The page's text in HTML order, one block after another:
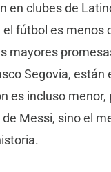
en clubes de
el fútbol es menos
mayores
Segovia, están
es incluso menor,
Messi, sino el